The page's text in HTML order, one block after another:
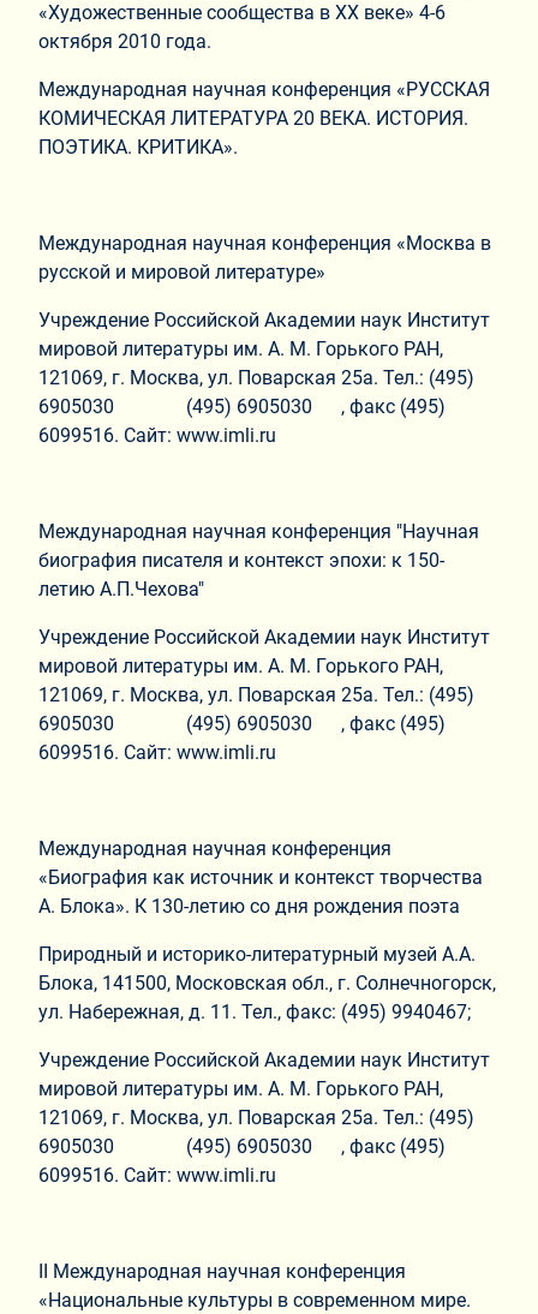
«Художественные сообщества в ХХ веке» 4-6
октября 2010 года.
Международная научная конференция «РУССКАЯ
КОМИЧЕСКАЯ ЛИТЕРАТУРА 20 ВЕКА. ИСТОРИЯ.
ПОЭТИКА. КРИТИКА».
Международная научная конференция «Москва в
русской и мировой литературе»
Учреждение Российской Академии наук Институт
мировой литературы им. А. М. Горького РАН,
121069, г. Москва, ул. Поварская 25а. Тел.: (495)
6905030 (495) 6905030 , факс (495)
6099516. Сайт: www.imli.ru
Международная научная конференция "Научная
биография писателя и контекст эпохи: к 150-
летию А.П.Чехова"
Учреждение Российской Академии наук Институт
мировой литературы им. А. М. Горького РАН,
121069, г. Москва, ул. Поварская 25а. Тел.: (495)
6905030 (495) 6905030 , факс (495)
6099516. Сайт: www.imli.ru
Международная научная конференция
«Биография как источник и контекст творчества
А. Блока». К 130-летию со дня рождения поэта
Природный и историко-литературный музей А.А.
Блока, 141500, Московская обл., г. Солнечногорск,
ул. Набережная, д. 11. Тел., факс: (495) 9940467;
Учреждение Российской Академии наук Институт
мировой литературы им. А. М. Горького РАН,
121069, г. Москва, ул. Поварская 25а. Тел.: (495)
6905030 (495) 6905030 , факс (495)
6099516. Сайт: www.imli.ru
II Международная научная конференция
«Национальные культуры в современном мире.